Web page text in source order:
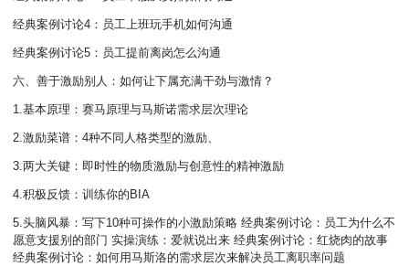
经典案例讨论4：员工上班玩手机如何沟通
经典案例讨论5：员工提前离岗怎么沟通
六、善于激励别人：如何让下属充满干劲与激情？
1.基本原理：赛马原理与马斯诺需求层次理论
2.激励菜谱：4种不同人格类型的激励、
3.两大关键：即时性的物质激励与创意性的精神激励
4.积极反馈：训练你的BIA
5.头脑风暴：写下10种可操作的小激励策略 经典案例讨论：员工为什么不
愿意支援别的部门 实操演练：爱就说出来 经典案例讨论：红烧肉的故事
经典案例讨论：如何用马斯洛的需求层次来解决员工离职率问题